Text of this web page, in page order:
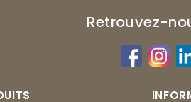
Retrouvez-